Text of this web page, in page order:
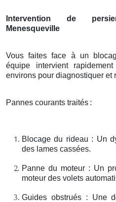
Intervention de
Menesqueville
Vous faites face à un
équipe intervient
environs pour diagnostiquer et r
Pannes courants traités :
Blocage du rideau : Un
des lames cassées.
Panne du moteur : Un
moteur des volets
Guides obstrués : Une